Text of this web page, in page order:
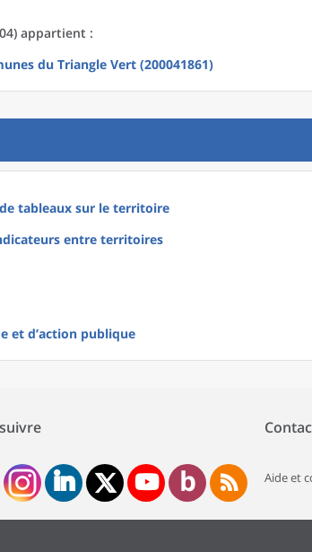
appartient :
du Triangle Vert (200041861)
tableaux sur le territoire
entre territoires
et d’action publique
Aide et